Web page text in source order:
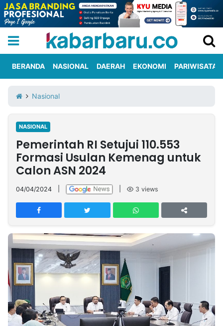
Iklan
Berita
Kami
Nasional
International
Olahraga
Entertainment
Daerah
Pariwisata
Kuliner
Kolom
Network
PT
TREETAN
INDONESIA
Partner
Insight
NTB
Suara
Time
Lens
IDN
Daily
Jogja
Jalan
Rakyat
Idealita
News
Kita
Notice
Dinamikapost.com
Radar
Baru
Seedbacklink
BERANDA NASIONAL DAERAH EKONOMI PARIWISATA
Nasional
NASIONAL
Pemerintah RI Setujui 110.553
Formasi Usulan Kemenag untuk
Calon ASN 2024
04/04/2024 3 views